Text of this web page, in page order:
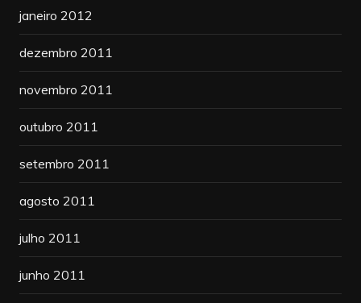
janeiro 2012
dezembro 2011
novembro 2011
outubro 2011
setembro 2011
agosto 2011
julho 2011
junho 2011